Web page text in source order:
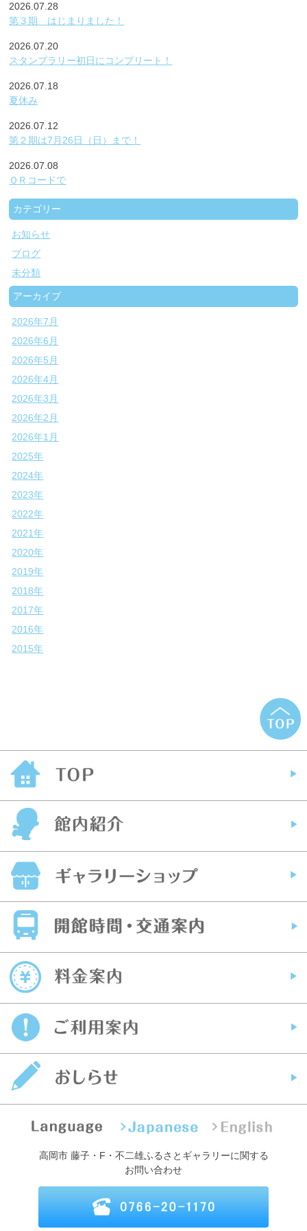
2026.07.28
第３期 はじまりました！
2026.07.20
スタンプラリー初日にコンプリート！
2026.07.18
夏休み
2026.07.12
第２期は7月26日（日）まで！
2026.07.08
ＱＲコードで
カテゴリー
お知らせ
ブログ
未分類
アーカイブ
2026年7月
2026年6月
2026年5月
2026年4月
2026年3月
2026年2月
2026年1月
2025年
2024年
2023年
2022年
2021年
2020年
2019年
2018年
2017年
2016年
2015年
高岡市 藤子・F・不二雄ふるさとギャラリーに関する
お問い合わせ